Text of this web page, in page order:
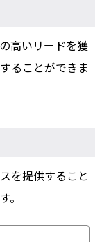
高いリードを獲
ることができま
を提供すること
。